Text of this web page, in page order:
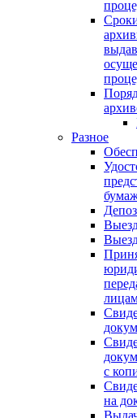
Разное
с
на